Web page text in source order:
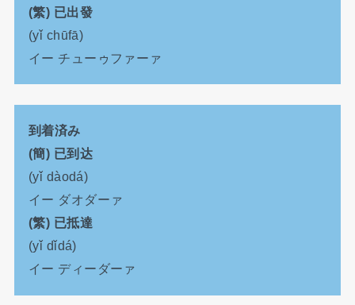
(繁) 已出發
(yǐ chūfā)
イー チューゥファーァ
到着済み
(簡) 已到达
(yǐ dàodá)
イー ダオダーァ
(繁) 已抵達
(yǐ dǐdá)
イー ディーダーァ